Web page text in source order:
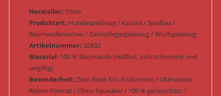
Hersteller: Trixie
Produktart: Hundespielzeug / Kauseil / Spieltau /
Baumwollknochen / Zahnpflegespielzeug / Wurfspielzeug
Artikelnummer: 32832
Material: 100 % Baumwolle (reißfest, zahnschonend und
ungiftig)
Besonderheit: Zwei dicke XXL-Endknoten / Ultimatives
Riesen-Format / Ohne Squeaker / 100 % geräuschlos /